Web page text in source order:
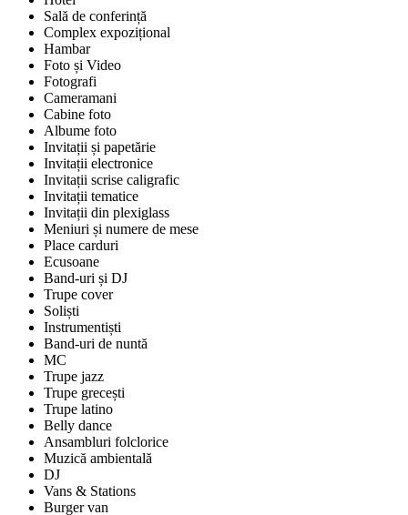
Sală de conferință
Complex expozițional
Hambar
Foto și Video
Fotografi
Cameramani
Cabine foto
Albume foto
Invitații și papetărie
Invitații electronice
Invitații scrise caligrafic
Invitații tematice
Invitații din plexiglass
Meniuri și numere de mese
Place carduri
Ecusoane
Band-uri și DJ
Trupe cover
Soliști
Instrumentiști
Band-uri de nuntă
MC
Trupe jazz
Trupe grecești
Trupe latino
Belly dance
Ansambluri folclorice
Muzică ambientală
DJ
Vans & Stations
Burger van